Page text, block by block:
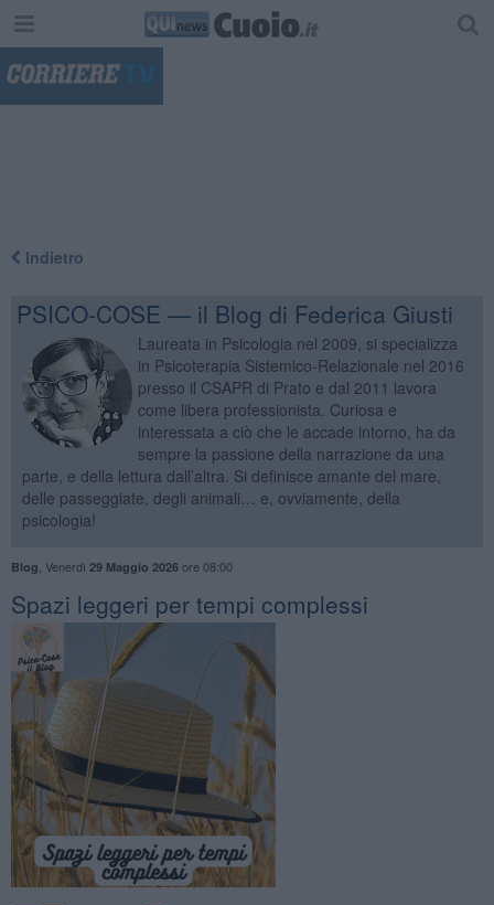
Indietro
PSICO-COSE — il Blog di Federica Giusti
Laureata in Psicologia nel 2009, si specializza
in Psicoterapia Sistemico-Relazionale nel 2016
presso il CSAPR di Prato e dal 2011 lavora
come libera professionista. Curiosa e
interessata a ciò che le accade intorno, ha da
sempre la passione della narrazione da una
parte, e della lettura dall’altra. Si definisce amante del mare,
delle passeggiate, degli animali… e, ovviamente, della
psicologia!
Blog Venerdì 29 Maggio 2026ore 08:00
Spazi leggeri per tempi complessi